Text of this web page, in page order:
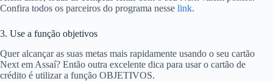
Confira todos os parceiros do programa nesse link.
3. Use a função objetivos
Quer alcançar as suas metas mais rapidamente usando o seu cartão
Next em Assaí? Então outra excelente dica para usar o cartão de
crédito é utilizar a função OBJETIVOS.